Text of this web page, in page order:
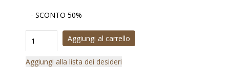
- SCONTO 50%
Aggiungi al carrello
Aggiungi alla lista dei desideri